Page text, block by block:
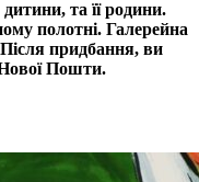
та її родини.
полотні. Галерейна
придбання, ви
Нової Пошти.